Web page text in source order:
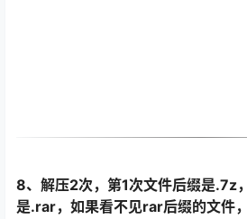
8、解压2次，第1次文件后缀是.7z
是.rar，如果看不见rar后缀的文件